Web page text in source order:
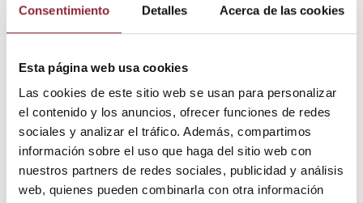
Consentimiento Detalles Acerca de las cookies
Esta página web usa cookies
Las cookies de este sitio web se usan para personalizar
el contenido y los anuncios, ofrecer funciones de redes
sociales y analizar el tráfico. Además, compartimos
información sobre el uso que haga del sitio web con
nuestros partners de redes sociales, publicidad y análisis
web, quienes pueden combinarla con otra información
Envío gratis +60€
Pago seguro
Entrega 24/72h